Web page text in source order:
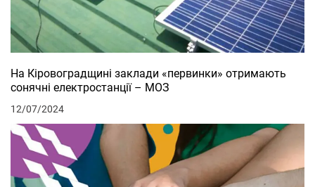
На Кіровоградщині заклади «первинки» отримають
сонячні електростанції – МОЗ
12/07/2024